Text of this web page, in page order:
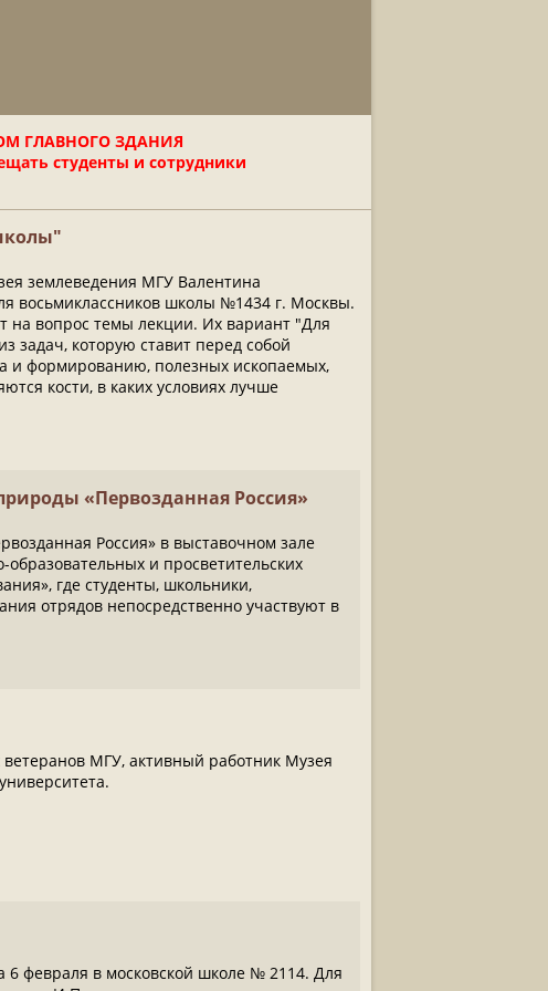
ГЛАВНОГО ЗДАНИЯ
студенты и сотрудники
землеведения МГУ Валентина
восьмиклассников школы №1434 г. Москвы.
на вопрос темы лекции. Их вариант "Для
задач, которую ставит перед собой
и формированию, полезных ископаемых,
кости, в каких условиях лучше
«Первозданная Россия»
Россия» в выставочном зале
и просветительских
где студенты, школьники,
отрядов непосредственно участвуют в
МГУ, активный работник Музея
февраля в московской школе № 2114. Для